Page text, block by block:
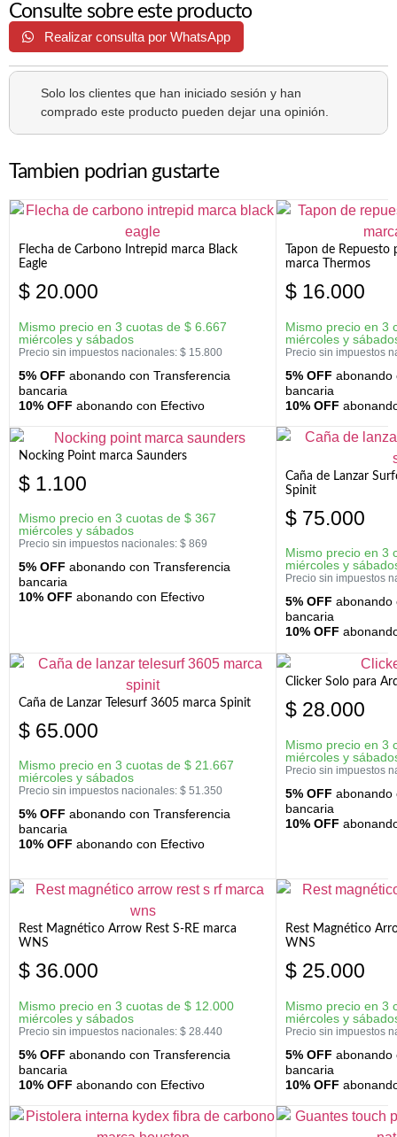
Consulte sobre este producto
Realizar consulta por WhatsApp
Solo los clientes que han iniciado sesión y han
comprado este producto pueden dejar una opinión.
Tambien podrian gustarte
Flecha de Carbono Intrepid marca Black
Eagle
$ 20.000
Mismo precio en 3 cuotas de $ 6.667
miércoles y sábados
Precio sin impuestos nacionales: $ 15.800
5% OFF abonando con Transferencia
bancaria
10% OFF abonando con Efectivo
Tapon de Repuesto
marca Thermos
$ 16.000
Mismo precio en 3
miércoles y
Precio sin impuestos
5% OFF abonando
bancaria
10% OFF
Nocking Point marca Saunders
$ 1.100
Mismo precio en 3 cuotas de $ 367
miércoles y sábados
Precio sin impuestos nacionales: $ 869
5% OFF abonando con Transferencia
bancaria
10% OFF abonando con Efectivo
Caña de Lanzar
Spinit
$ 75.000
Mismo precio en 3
miércoles y
Precio sin impuestos
5% OFF abonando
bancaria
10% OFF
Caña de Lanzar Telesurf 3605 marca Spinit
$ 65.000
Mismo precio en 3 cuotas de $ 21.667
miércoles y sábados
Precio sin impuestos nacionales: $ 51.350
5% OFF abonando con Transferencia
bancaria
10% OFF abonando con Efectivo
Clicker Solo para
$ 28.000
Mismo precio en 3
miércoles y
Precio sin impuestos
5% OFF abonando
bancaria
10% OFF
Rest Magnético Arrow Rest S-RE marca
WNS
$ 36.000
Mismo precio en 3 cuotas de $ 12.000
miércoles y sábados
Precio sin impuestos nacionales: $ 28.440
5% OFF abonando con Transferencia
bancaria
10% OFF abonando con Efectivo
Rest Magnético
WNS
$ 25.000
Mismo precio en 3
miércoles y
Precio sin impuestos
5% OFF abonando
bancaria
10% OFF